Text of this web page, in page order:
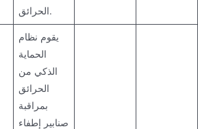
الحرائق.
يقوم نظام
الحماية
الذكي من
الحرائق
بمراقبة
صنابير إطفاء